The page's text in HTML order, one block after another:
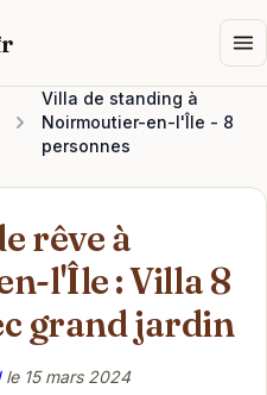
Villa de standing à
Noirmoutier-en-l'Île - 8
personnes
rêve à
l'Île : Villa 8
grand jardin
le 15 mars 2024